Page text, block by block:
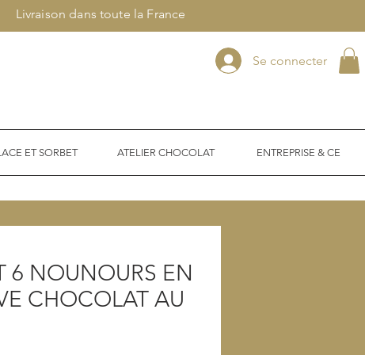
Livraison dans toute la France
Se connecter
ET SORBET ATELIER CHOCOLAT ENTREPRISE & CE
6 NOUNOURS EN
CHOCOLAT AU